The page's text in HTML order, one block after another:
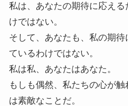
私は、あなたの期待に応え
けではない。
そして、あなたも、私の期待
ているわけではない。
私は私、あなたはあなた。
もしも偶然、私たちの心が
は素敵なことだ。